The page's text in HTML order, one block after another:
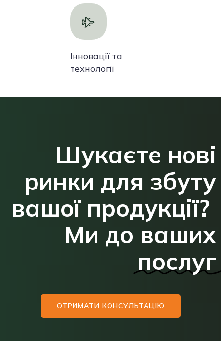
Інновації та
технології
Шукаєте нові
ринки для збуту
вашої продукції?
Ми до ваших
послуг
ОТРИМАТИ КОНСУЛЬТАЦІЮ